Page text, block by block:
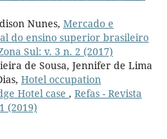
Nunes, Mercado e
do ensino superior brasileiro
Sul: v. 3 n. 2 (2017)
de Sousa, Jennifer de Lima
Hotel occupation
Hotel case , Refas - Revista
(2019)